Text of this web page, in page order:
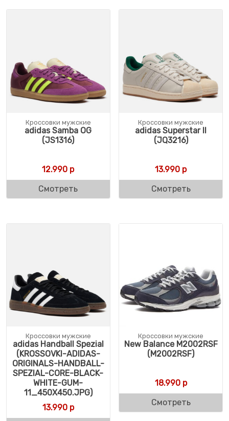
Кроссовки мужские
adidas Samba OG
(JS1316)
12.990 р
Смотреть
Кроссовки мужские
adidas Superstar II
(JQ3216)
13.990 р
Смотреть
Кроссовки мужские
adidas Handball Spezial
(KROSSOVKI-ADIDAS-
ORIGINALS-HANDBALL-
SPEZIAL-CORE-BLACK-
WHITE-GUM-
11_450X450.JPG)
13.990р
Кроссовки мужские
New Balance M2002RSF
(M2002RSF)
18.990р
Смотреть